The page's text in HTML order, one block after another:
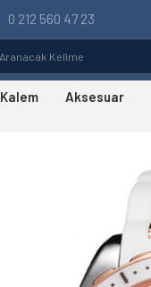
0 212 560 47 23
Kalem Aksesuar